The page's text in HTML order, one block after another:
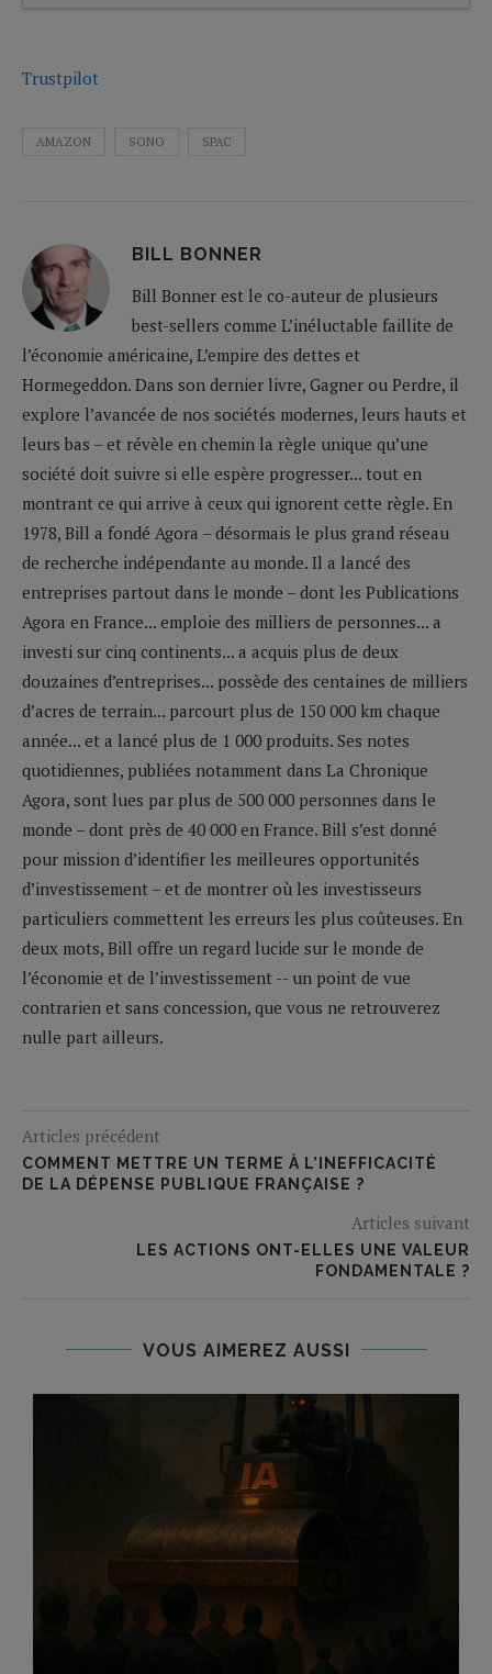
Trustpilot
AMAZON SONO SPAC
BILL BONNER
Bill Bonner est le co-auteur de plusieurs
best-sellers comme L’inéluctable faillite de
l’économie américaine, L’empire des dettes et
Hormegeddon. Dans son dernier livre, Gagner ou Perdre, il
explore l’avancée de nos sociétés modernes, leurs hauts et
leurs bas – et révèle en chemin la règle unique qu’une
société doit suivre si elle espère progresser... tout en
montrant ce qui arrive à ceux qui ignorent cette règle. En
1978, Bill a fondé Agora – désormais le plus grand réseau
de recherche indépendante au monde. Il a lancé des
entreprises partout dans le monde – dont les Publications
Agora en France... emploie des milliers de personnes... a
investi sur cinq continents... a acquis plus de deux
douzaines d’entreprises... possède des centaines de milliers
d’acres de terrain... parcourt plus de 150 000 km chaque
année... et a lancé plus de 1 000 produits. Ses notes
quotidiennes, publiées notamment dans La Chronique
Agora, sont lues par plus de 500 000 personnes dans le
monde – dont près de 40 000 en France. Bill s’est donné
pour mission d’identifier les meilleures opportunités
d’investissement – et de montrer où les investisseurs
particuliers commettent les erreurs les plus coûteuses. En
deux mots, Bill offre un regard lucide sur le monde de
l’économie et de l’investissement -- un point de vue
contrarien et sans concession, que vous ne retrouverez
nulle part ailleurs.
Articles précédent
COMMENT METTRE UN TERME À L’INEFFICACITÉ
DE LA DÉPENSE PUBLIQUE FRANÇAISE ?
Articles suivant
LES ACTIONS ONT-ELLES UNE VALEUR
FONDAMENTALE ?
VOUS AIMEREZ AUSSI